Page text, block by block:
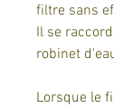
filtre sans
Il se
robinet
Lorsque le